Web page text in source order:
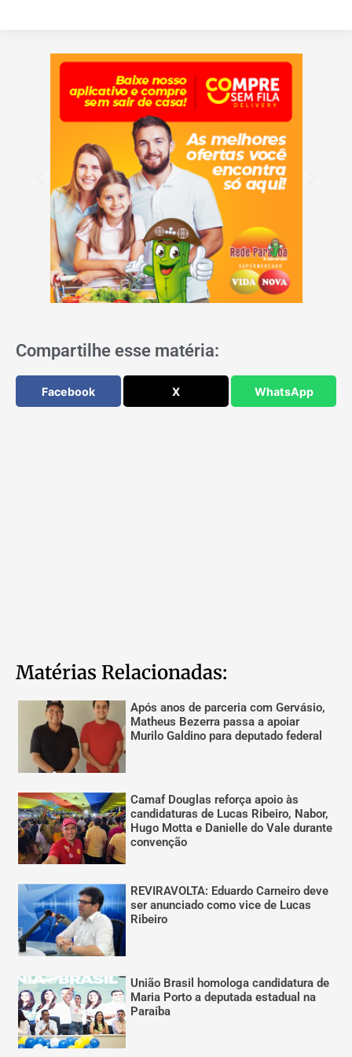
Compartilhe esse matéria:
Facebook X WhatsApp
Matérias Relacionadas:
Após anos de parceria com Gervásio,
Matheus Bezerra passa a apoiar
Murilo Galdino para deputado federal
Camaf Douglas reforça apoio às
candidaturas de Lucas Ribeiro, Nabor,
Hugo Motta e Danielle do Vale durante
convenção
REVIRAVOLTA: Eduardo Carneiro deve
ser anunciado como vice de Lucas
Ribeiro
União Brasil homologa candidatura de
Maria Porto a deputada estadual na
Paraíba